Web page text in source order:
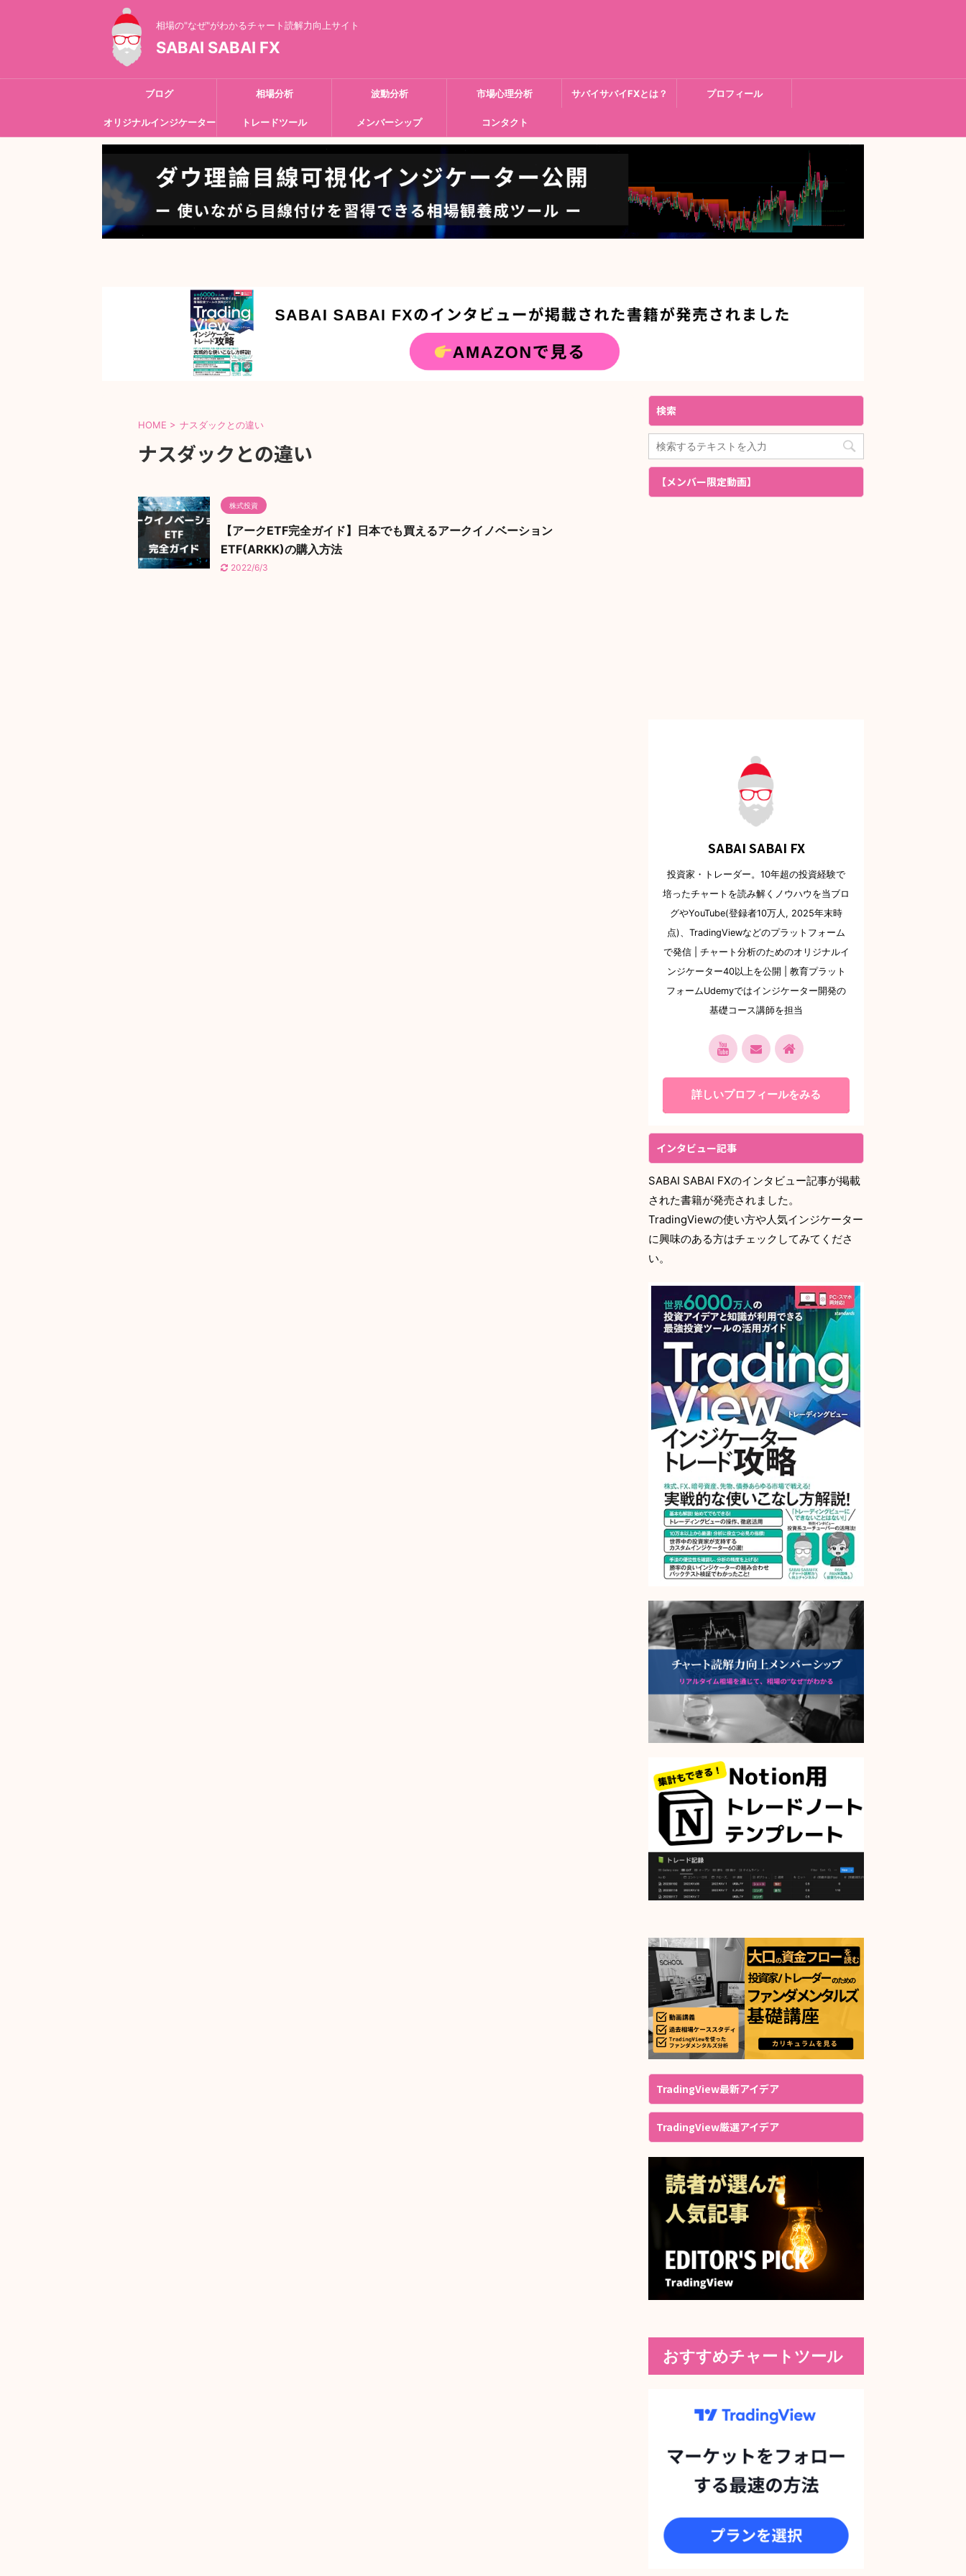
相場の"なぜ"がわかるチャート読解力向上サイト
SABAI SABAI FX
ブログ 相場分析 波動分析 市場心理分析 サバイサバイFXとは？ プロフィール
オリジナルインジケーター トレードツール メンバーシップ コンタクト
HOME > ナスダックとの違い
ナスダックとの違い
株式投資
【アークETF完全ガイド】日本でも買えるアークイノベーション
ETF(ARKK)の購入方法
2022/6/3
検索
【メンバー限定動画】
SABAI SABAI FX
投資家・トレーダー。10年超の投資経験で
培ったチャートを読み解くノウハウを当ブロ
グやYouTube(登録者10万人, 2025年末時
点)、TradingViewなどのプラットフォーム
で発信 | チャート分析のためのオリジナルイ
ンジケーター40以上を公開 | 教育プラット
フォームUdemyではインジケーター開発の
基礎コース講師を担当
詳しいプロフィールをみる
インタビュー記事
SABAI SABAI FXのインタビュー記事が掲載
された書籍が発売されました。
TradingViewの使い方や人気インジケーター
に興味のある方はチェックしてみてくださ
い。
TradingView最新アイデア
TradingView厳選アイデア
おすすめチャートツール